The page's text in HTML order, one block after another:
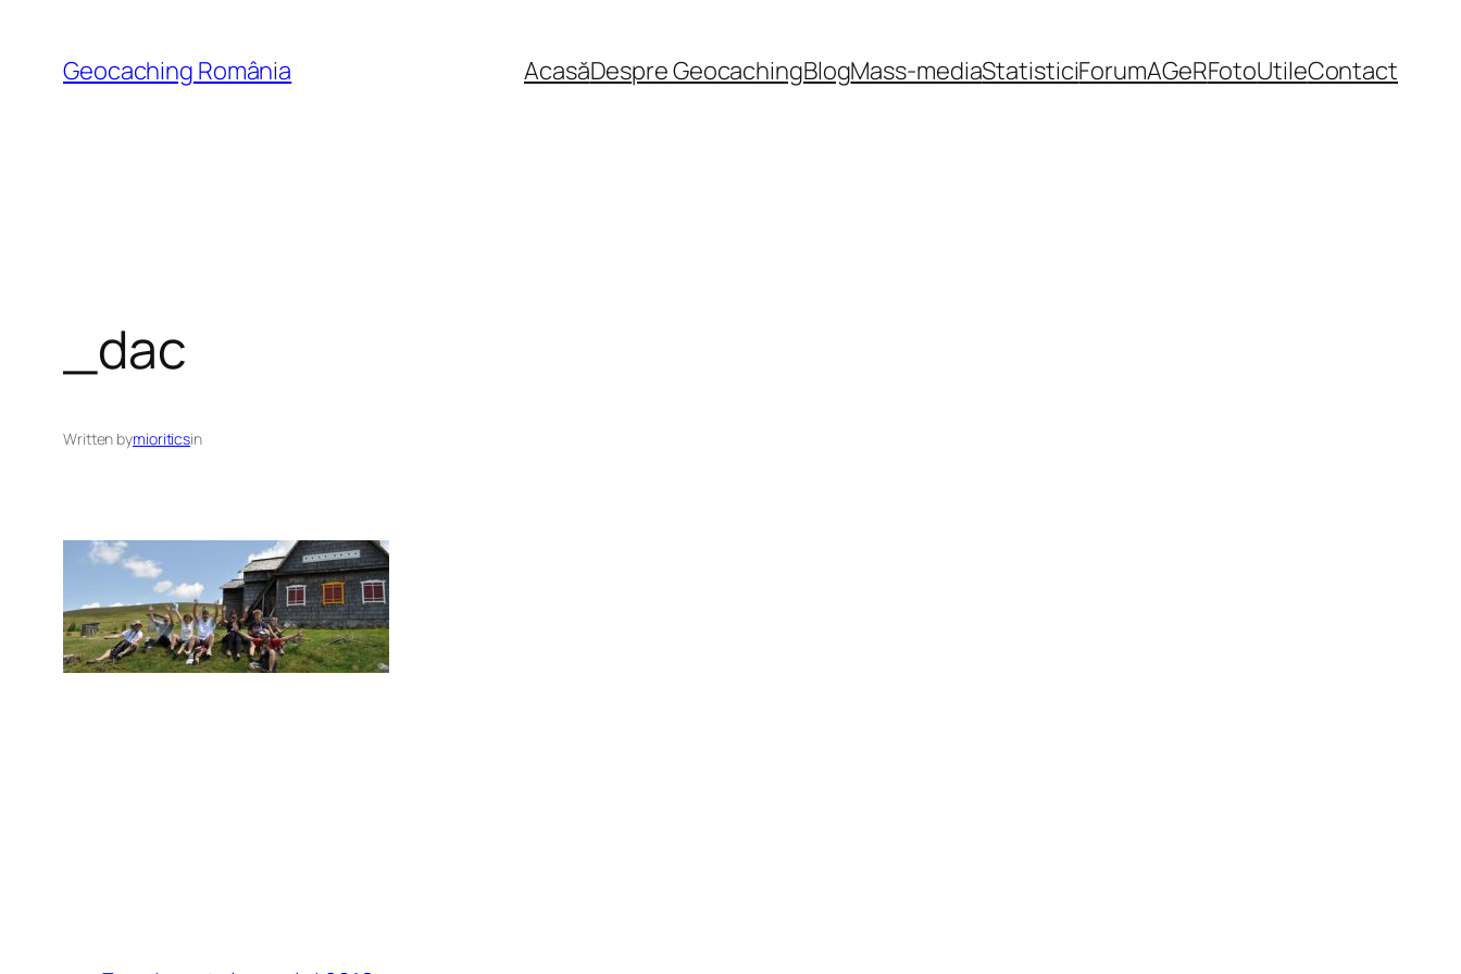
content
Geocaching România AcasăDespre GeocachingBlogMass-mediaStatisticiForumAGeRFotoUtileContact
_dac
Written bymioriticsin